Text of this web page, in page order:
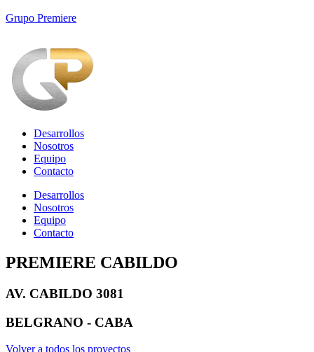
Grupo Premiere
Desarrollos
Nosotros
Equipo
Contacto
Desarrollos
Nosotros
Equipo
Contacto
PREMIERE CABILDO
AV. CABILDO 3081​
BELGRANO - CABA
Volver a todos los proyectos